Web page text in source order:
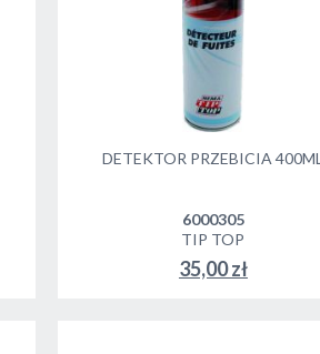
DETEKTOR PRZEBICIA 400ML
6000305
TIP TOP
35,00 zł